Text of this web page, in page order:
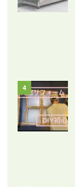
4